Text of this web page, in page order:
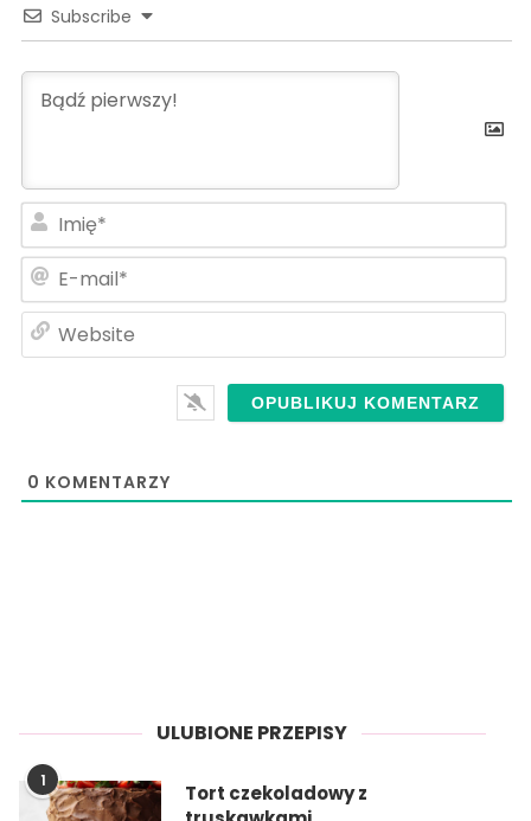
Subscribe
0 KOMENTARZY
ULUBIONE PRZEPISY
1
Tort czekoladowy z